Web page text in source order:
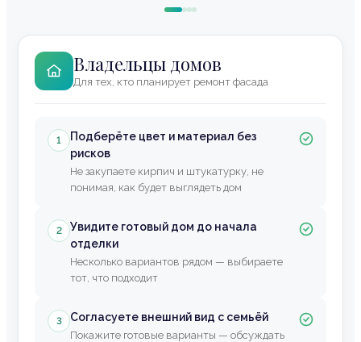
Владельцы домов
Для тех, кто планирует ремонт фасада
1
Подберёте цвет и материал без
рисков
Не закупаете кирпич и штукатурку, не
понимая, как будет выглядеть дом
2
Увидите готовый дом до начала
отделки
Несколько вариантов рядом — выбираете
тот, что подходит
3 Согласуете внешний вид с семьёй
Покажите готовые варианты — обсуждать